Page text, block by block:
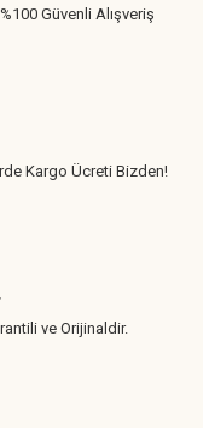
Güvenli Alışveriş
Kargo Ücreti Bizden!
ve Orijinaldir.